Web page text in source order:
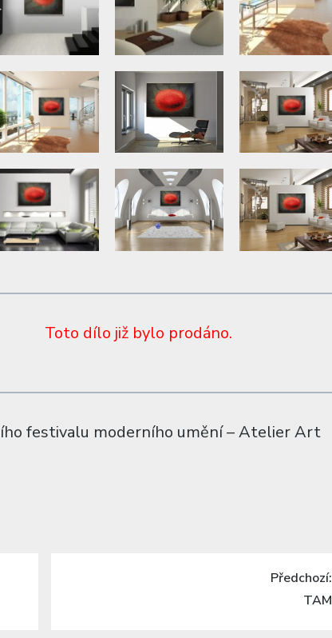
Toto dílo již bylo prodáno.
festivalu moderního umění – Atelier Art
Předchozí:
Next
TAM